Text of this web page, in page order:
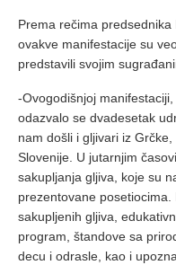
Prema rečima predsednika
ovakve manifestacije su
predstavili svojim
-Ovogodišnjoj
odazvalo se dvadesetak
nam došli i gljivari iz
Slovenije. U jutarnjim
sakupljanja gljiva, koje su
prezentovane
sakupljenih gljiva,
program, štandove sa
decu i odrasle, kao i